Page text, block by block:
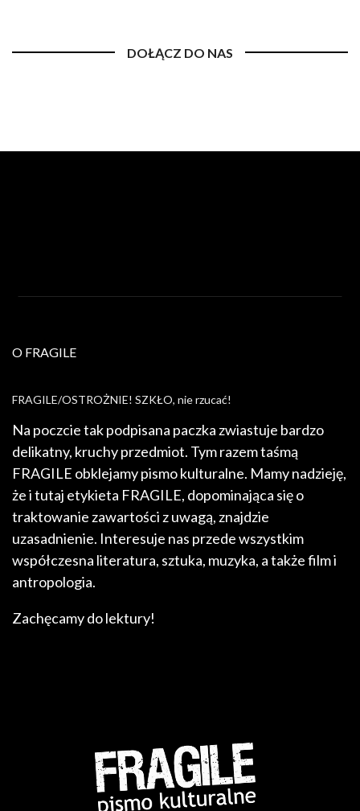
DOŁĄCZ DO NAS
O FRAGILE
FRAGILE/OSTROŻNIE! SZKŁO, nie rzucać!
Na poczcie tak podpisana paczka zwiastuje bardzo
delikatny, kruchy przedmiot. Tym razem taśmą
FRAGILE obklejamy pismo kulturalne. Mamy nadzieję,
że i tutaj etykieta FRAGILE, dopominająca się o
traktowanie zawartości z uwagą, znajdzie
uzasadnienie. Interesuje nas przede wszystkim
współczesna literatura, sztuka, muzyka, a także film i
antropologia.
Zachęcamy do lektury!